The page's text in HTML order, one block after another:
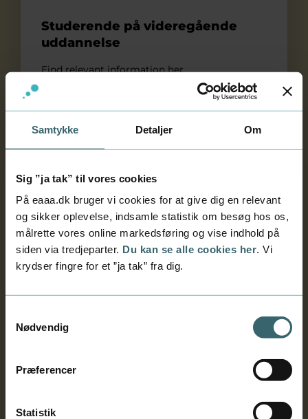
Samtykke Detaljer Om
Sig ”ja tak” til vores cookies
På eaaa.dk bruger vi cookies for at give dig en relevant
og sikker oplevelse, indsamle statistik om besøg hos os,
målrette vores online markedsføring og vise indhold på
siden via tredjeparter. Du kan se alle cookies her. Vi
krydser fingre for et ”ja tak” fra dig.
Nødvendig
Præferencer
Statistik
Studerende på videregående
uddannelse
Find relevant information her.
Deltager på efteruddannelse
Find relevant information her.